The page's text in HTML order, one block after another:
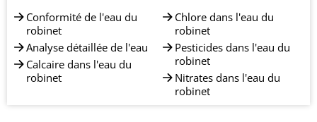
Conformité de l'eau du
robinet
Analyse détaillée de l'eau
Calcaire dans l'eau du
robinet
Chlore dans l'eau du
robinet
Pesticides dans l'eau du
robinet
Nitrates dans l'eau du
robinet